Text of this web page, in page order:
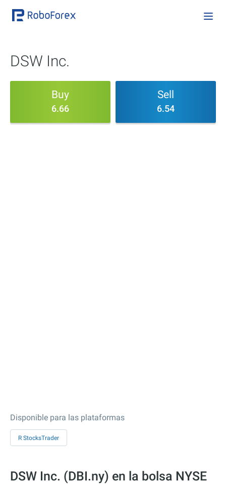
DSW Inc.
Buy
6.66
Sell
6.54
Disponible para las plataformas
R StocksTrader
DSW Inc. (DBI.ny) en la bolsa NYSE